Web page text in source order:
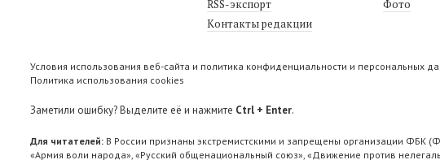
RSS-экспорт
Контакты редакции
Фото
Условия использования веб-сайта и политика конфиденциальности и персональных
Политика использования cookies
Заметили ошибку? Выделите её и нажмите Ctrl + Enter.
Для читателей: В России признаны экстремистскими и запрещены организации ФБК
«Армия воли народа», «Русский общенациональный союз», «Движение против